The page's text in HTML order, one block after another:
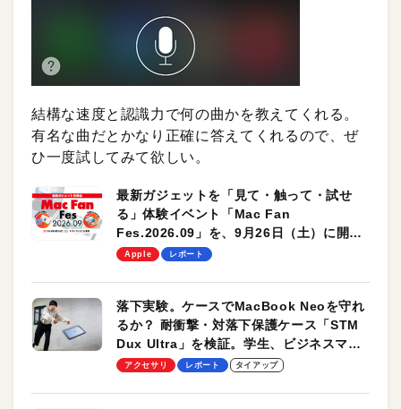
結構な速度と認識力で何の曲かを教えてくれる。
有名な曲だとかなり正確に答えてくれるので、ぜ
ひ一度試してみて欲しい。
最新ガジェットを「見て・触って・試せ
る」体験イベント「Mac Fan
Fes.2026.09」を、9月26日（土）に開催
します！
Apple レポート
落下実験。ケースでMacBook Neoを守れ
るか？ 耐衝撃・対落下保護ケース「STM
Dux Ultra」を検証。学生、ビジネスマン
のモバイルユースに最適！
アクセサリ レポート タイアップ